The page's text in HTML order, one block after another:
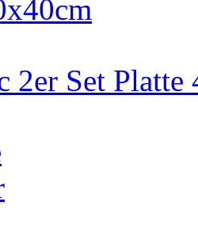
2er Set